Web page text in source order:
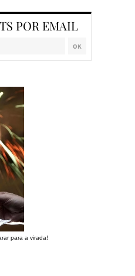
POR EMAIL
para a virada!